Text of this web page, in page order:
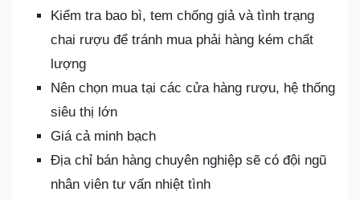
Kiểm tra bao bì, tem chống giả và tình trạng
chai rượu để tránh mua phải hàng kém chất
lượng
Nên chọn mua tại các cửa hàng rượu, hệ thống
siêu thị lớn
Giá cả minh bạch
Địa chỉ bán hàng chuyên nghiệp sẽ có đội ngũ
nhân viên tư vấn nhiệt tình